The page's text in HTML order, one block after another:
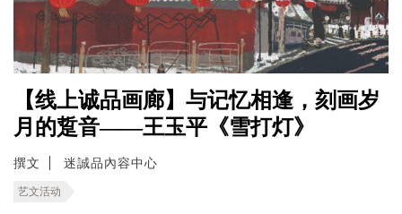
【线上诚品画廊】与记忆相逢，刻画岁
月的踅音——王玉平《雪打灯》
撰文 迷誠品內容中心
艺文活动